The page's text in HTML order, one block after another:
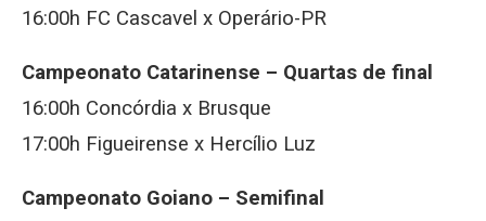
16:00h FC Cascavel x Operário-PR
Campeonato Catarinense – Quartas de final
16:00h Concórdia x Brusque
17:00h Figueirense x Hercílio Luz
Campeonato Goiano – Semifinal